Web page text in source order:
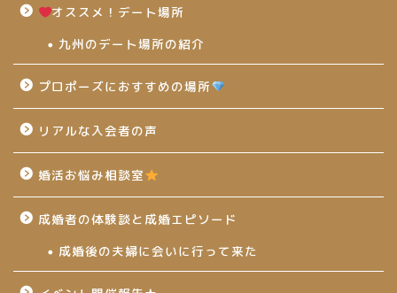
オススメ！デート場所
九州のデート場所の紹介
プロポーズにおすすめの場所
リアルな入会者の声
婚活お悩み相談室
成婚者の体験談と成婚エピソード
成婚後の夫婦に会いに行って来た